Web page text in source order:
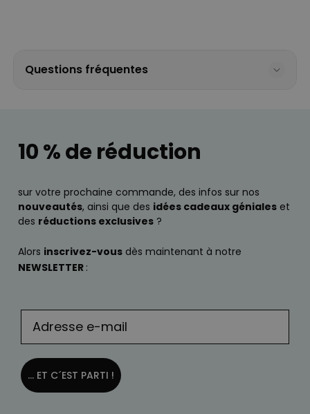
Questions fréquentes
10 % de réduction
sur votre prochaine commande, des infos sur nos
nouveautés, ainsi que des idées cadeaux géniales et
des réductions exclusives ?
Alors inscrivez-vous dès maintenant à notre
NEWSLETTER :
... ET C´EST PARTI !